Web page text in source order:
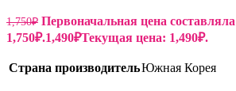
1,750₽ Первоначальная цена составляла
1,750₽.1,490₽Текущая цена: 1,490₽.
Страна производительЮжная Корея